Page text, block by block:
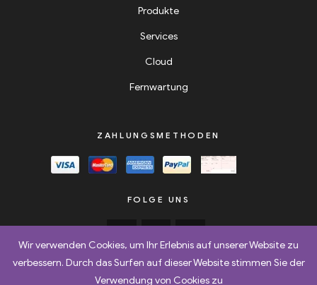
Produkte
Services
Cloud
Fernwartung
ZAHLUNGSMETHODEN
FOLGE UNS
Wir verwenden Cookies, um Ihr Erlebnis auf unserer Website zu
verbessern. Durch das Surfen auf dieser Website stimmen Sie der
Verwendung von Cookies zu